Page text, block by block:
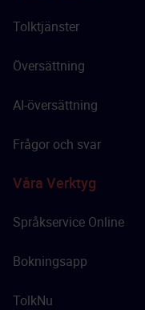
Tolktjänster
Översättning
AI-översättning
Frågor och svar
Våra Verktyg
Språkservice Online
Bokningsapp
TolkNu